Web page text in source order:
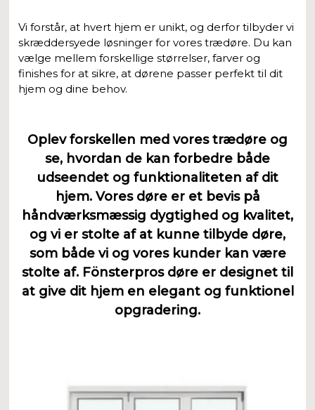
Vi forstår, at hvert hjem er unikt, og derfor tilbyder vi
skræddersyede løsninger for vores trædøre. Du kan
vælge mellem forskellige størrelser, farver og
finishes for at sikre, at dørene passer perfekt til dit
hjem og dine behov.
Oplev forskellen med vores trædøre og
se, hvordan de kan forbedre både
udseendet og funktionaliteten af dit
hjem. Vores døre er et bevis på
håndværksmæssig dygtighed og kvalitet,
og vi er stolte af at kunne tilbyde døre,
som både vi og vores kunder kan være
stolte af. Fönsterpros døre er designet til
at give dit hjem en elegant og funktionel
opgradering.